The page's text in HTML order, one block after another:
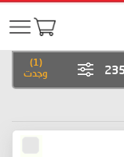
(
1
)
وجدت